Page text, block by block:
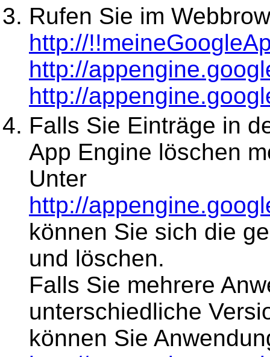
Rufen Sie im
http://
http://
http://
Falls Sie Einträge in
App Engine löschen
Unter
http://
können Sie sich die
und löschen.
Falls Sie mehrere
unterschiedliche
können Sie